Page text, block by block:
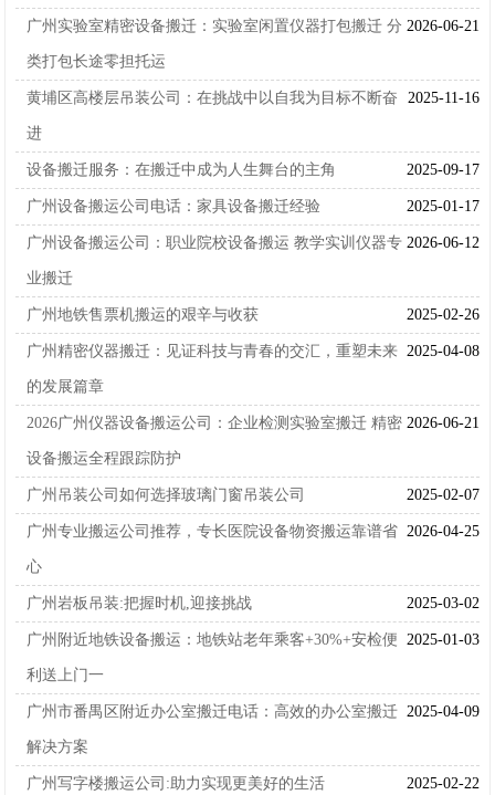
2026-06-21
广州实验室精密设备搬迁：实验室闲置仪器打包搬迁 分
类打包长途零担托运
2025-11-16
黄埔区高楼层吊装公司：在挑战中以自我为目标不断奋
进
2025-09-17
设备搬迁服务：在搬迁中成为人生舞台的主角
2025-01-17
广州设备搬运公司电话：家具设备搬迁经验
2026-06-12
广州设备搬运公司：职业院校设备搬运 教学实训仪器专
业搬迁
2025-02-26
广州地铁售票机搬运的艰辛与收获
2025-04-08
广州精密仪器搬迁：见证科技与青春的交汇，重塑未来
的发展篇章
2026-06-21
2026广州仪器设备搬运公司：企业检测实验室搬迁 精密
设备搬运全程跟踪防护
2025-02-07
广州吊装公司如何选择玻璃门窗吊装公司
2026-04-25
广州专业搬运公司推荐，专长医院设备物资搬运靠谱省
心
2025-03-02
广州岩板吊装:把握时机,迎接挑战
2025-01-03
广州附近地铁设备搬运：地铁站老年乘客+30%+安检便
利送上门一
2025-04-09
广州市番禺区附近办公室搬迁电话：高效的办公室搬迁
解决方案
2025-02-22
广州写字楼搬运公司:助力实现更美好的生活